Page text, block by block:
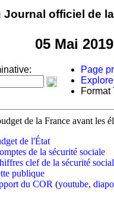
Journal officiel de
05 Mai 2019
Page
Format
de la France avant les
de l'État
de la sécurité sociale
clef de la sécurité
publique
du COR (youtube,